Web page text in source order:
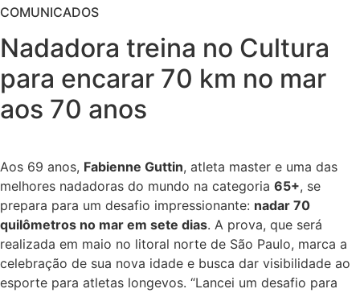
COMUNICADOS
Nadadora treina no Cultura
para encarar 70 km no mar
aos 70 anos
Aos 69 anos, Fabienne Guttin, atleta master e uma das
melhores nadadoras do mundo na categoria 65+, se
prepara para um desafio impressionante: nadar 70
quilômetros no mar em sete dias. A prova, que será
realizada em maio no litoral norte de São Paulo, marca a
celebração de sua nova idade e busca dar visibilidade ao
esporte para atletas longevos. “Lancei um desafio para